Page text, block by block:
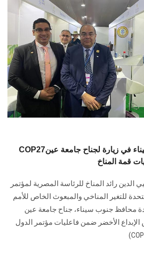
COP27رائد المناخ ومحافظ سيناء في زيارة لجناح جامعة عين
قمة المناخ
الدين رائد المناخ للرئاسة المصرية لمؤتمر
للتغير المناخي والمبعوث الخاص للأمم
محافظ جنوب سيناء، جناح جامعة عين
الأخضر ضمن فاعليات مؤتمر الدول